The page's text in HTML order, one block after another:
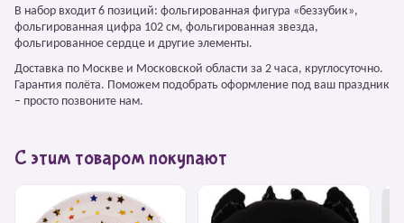
В набор входит 6 позиций: фольгированная фигура «беззубик»,
фольгированная цифра 102 см, фольгированная звезда,
фольгированное сердце и другие элементы.
Доставка по Москве и Московской области за 2 часа, круглосуточно.
Гарантия полёта. Поможем подобрать оформление под ваш праздник
– просто позвоните нам.
С этим товаром покупают